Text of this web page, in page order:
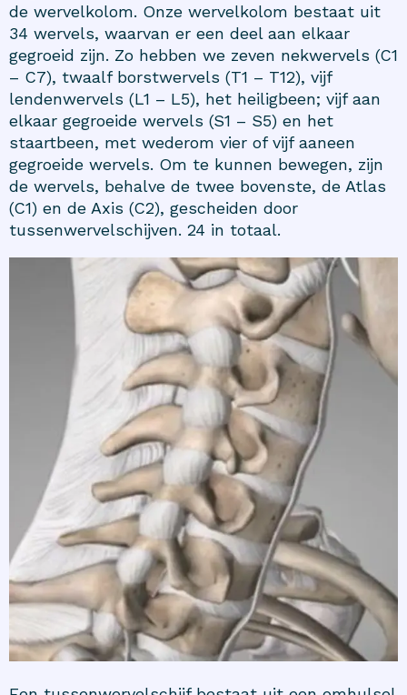
de wervelkolom. Onze wervelkolom bestaat uit
34 wervels, waarvan er een deel aan elkaar
gegroeid zijn. Zo hebben we zeven nekwervels (C1
– C7), twaalf borstwervels (T1 – T12), vijf
lendenwervels (L1 – L5), het heiligbeen; vijf aan
elkaar gegroeide wervels (S1 – S5) en het
staartbeen, met wederom vier of vijf aaneen
gegroeide wervels. Om te kunnen bewegen, zijn
de wervels, behalve de twee bovenste, de Atlas
(C1) en de Axis (C2), gescheiden door
tussenwervelschijven. 24 in totaal.